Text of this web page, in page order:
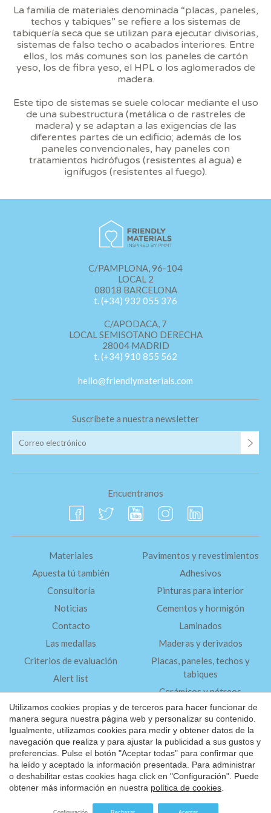
La familia de materiales denominada “placas, paneles,
techos y tabiques” se refiere a los sistemas de
tabiquería seca que se utilizan para ejecutar divisorias,
sistemas de falso techo o acabados interiores. Entre
ellos, los más comunes son los paneles de cartón
yeso, los de fibra yeso, el HPL o los aglomerados de
madera.
Este tipo de sistemas se suele colocar mediante el uso
de una subestructura (metálica o de rastreles de
madera) y se adaptan a las exigencias de las
diferentes partes de un edificio; además de los
paneles convencionales, hay paneles con
tratamientos hidrófugos (resistentes al agua) e
ignífugos (resistentes al fuego).
C/PAMPLONA, 96-104
LOCAL 2
08018 BARCELONA
t. (+34) 932 055 376
C/APODACA, 7
LOCAL SEMISOTANO DERECHA
28004 MADRID
t. (+34) 910 855 562
hello@friendlymaterials.com
Suscríbete a nuestra newsletter
Encuentranos
Materiales
Apuesta tú también
Consultoría
Noticias
Contacto
Las medallas
Criterios de evaluación
Alert list
FAQ
Pavimentos y revestimientos
Adhesivos
Pinturas para interior
Cementos y hormigón
Laminados
Maderas y derivados
Placas, paneles, techos y
tabiques
Cerámicos y pétreos
Aislantes
Aviso Legal
Política de Privacidad
©2026 Friendly Materials
Website byiestrategic
Utilizamos cookies propias y de terceros para hacer funcionar de
manera segura nuestra página web y personalizar su contenido.
Igualmente, utilizamos cookies para medir y obtener datos de la
navegación que realiza y para ajustar la publicidad a sus gustos y
preferencias. Pulse el botón "Aceptar todas" para confirmar que
ha leído y aceptado la información presentada. Para administrar
o deshabilitar estas cookies haga click en "Configuración". Puede
obtener más información en nuestra política de cookies.
sobre las preferencias y elecciones personales del usuario
a través de la observación continuada de sus hábitos de
navegación. Gracias a ellas, podemos conocer los hábitos
de navegación en el sitio web y mostrar publicidad
relacionada con el perfil de navegación del usuario.
Guardar configuración Aceptar todas